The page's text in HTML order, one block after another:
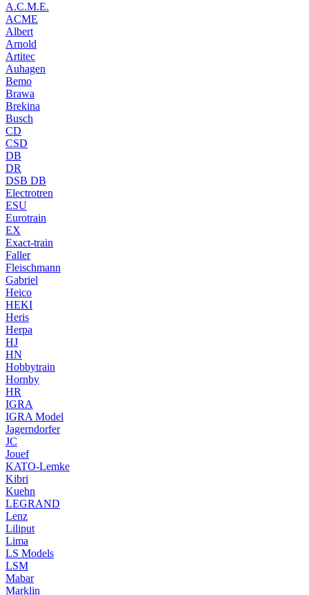
A.C.M.E.
ACME
Albert
Arnold
Artitec
Auhagen
Bemo
Brawa
Brekina
Busch
CD
CSD
DB
DR
DSB DB
Electrotren
ESU
Eurotrain
EX
Exact-train
Faller
Fleischmann
Gabriel
Heico
HEKI
Heris
Herpa
HJ
HN
Hobbytrain
Hornby
HR
IGRA
IGRA Model
Jagerndorfer
JC
Jouef
KATO-Lemke
Kibri
Kuehn
LEGRAND
Lenz
Liliput
Lima
LS Models
LSM
Mabar
Marklin